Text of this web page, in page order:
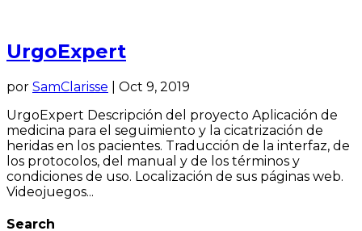
UrgoExpert
por SamClarisse
Oct 9, 2019
UrgoExpert Descripción del proyecto Aplicación de
medicina para el seguimiento y la cicatrización de
heridas en los pacientes. Traducción de la interfaz, de
los protocolos, del manual y de los términos y
condiciones de uso. Localización de sus páginas web.
Videojuegos...
Search